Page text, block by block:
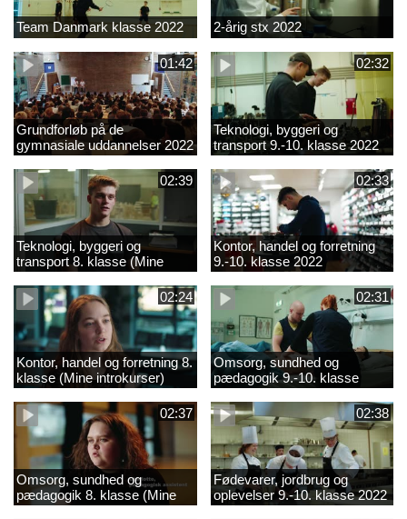
Team Danmark klasse 2022 2-årig stx 2022
01:42
Grundforløb på de
gymnasiale uddannelser 2022
02:32
Teknologi, byggeri og
transport 9.-10. klasse 2022
02:39
Teknologi, byggeri og
transport 8. klasse (Mine
introkurser) 2022
02:33
Kontor, handel og forretning
9.-10. klasse 2022
02:24
Kontor, handel og forretning 8.
klasse (Mine introkurser)
2022
02:31
Omsorg, sundhed og
pædagogik 9.-10. klasse
2022
02:37
Omsorg, sundhed og
pædagogik 8. klasse (Mine
introkurser) 2022
02:38
Fødevarer, jordbrug og
oplevelser 9.-10. klasse 2022